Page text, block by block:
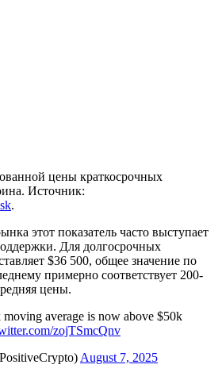
цены краткосрочных
Источник:
.
этот показатель часто выступает
Для долгосрочных
$36 500, общее значение по
примерно соответствует 200-
цены.
average is now above $50k
zojTSmcQnv
August 7, 2025